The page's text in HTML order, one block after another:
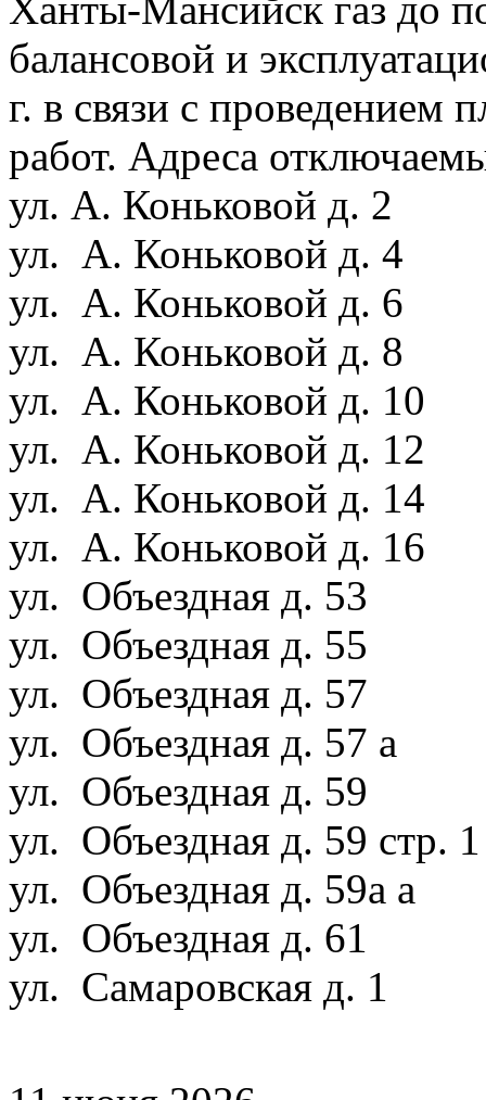
балансовой и
г. в связи с проведением
работ. Адреса
ул. А. Коньковой д. 2
ул. А. Коньковой д. 4
ул. А. Коньковой д. 6
ул. А. Коньковой д. 8
ул. А. Коньковой д. 10
ул. А. Коньковой д. 12
ул. А. Коньковой д. 14
ул. А. Коньковой д. 16
ул. Объездная д. 53
ул. Объездная д. 55
ул. Объездная д. 57
ул. Объездная д. 57 а
ул. Объездная д. 59
ул. Объездная д. 59 стр.
ул. Объездная д. 59а а
ул. Объездная д. 61
ул. Самаровская д. 1